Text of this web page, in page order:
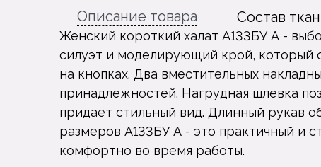
Описание товара Состав
Женский короткий халат A133БУ А -
силуэт и моделирующий крой, который
на кнопках. Два вместительных
принадлежностей. Нагрудная шлевка
придает стильный вид. Длинный рукав
размеров A133БУ А - это практичный и
комфортно во время работы.